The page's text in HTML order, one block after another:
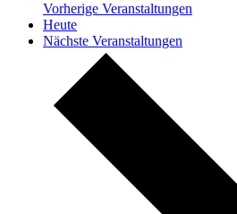
Vorherige Veranstaltungen
Heute
Nächste Veranstaltungen